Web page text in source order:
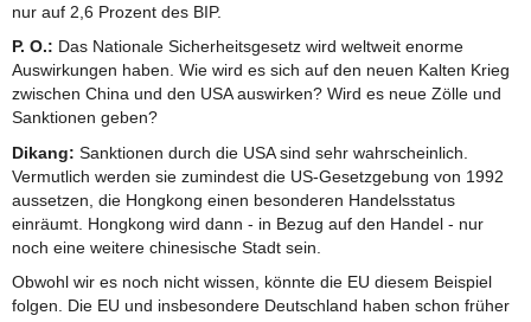
nur auf 2,6 Prozent des BIP.
P. O.: Das Nationale Sicherheitsgesetz wird weltweit enorme
Auswirkungen haben. Wie wird es sich auf den neuen Kalten Krieg
zwischen China und den USA auswirken? Wird es neue Zölle und
Sanktionen geben?
Dikang: Sanktionen durch die USA sind sehr wahrscheinlich.
Vermutlich werden sie zumindest die US-Gesetzgebung von 1992
aussetzen, die Hongkong einen besonderen Handelsstatus
einräumt. Hongkong wird dann - in Bezug auf den Handel - nur
noch eine weitere chinesische Stadt sein.
Obwohl wir es noch nicht wissen, könnte die EU diesem Beispiel
folgen. Die EU und insbesondere Deutschland haben schon früher